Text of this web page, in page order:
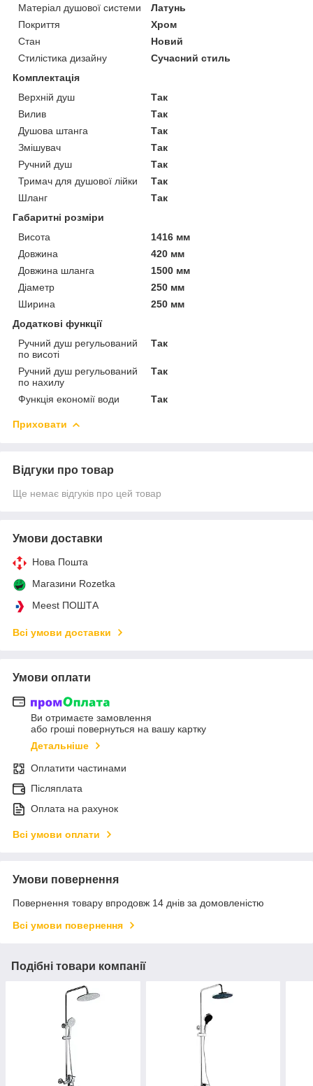
Матеріал душової системи
Латунь
Покриття
Хром
Стан
Новий
Стилістика дизайну
Сучасний стиль
Комплектація
Верхній душ
Так
Вилив
Так
Душова штанга
Так
Змішувач
Так
Ручний душ
Так
Тримач для душової лійки
Так
Шланг
Так
Габаритні розміри
Висота
1416 мм
Довжина
420 мм
Довжина шланга
1500 мм
Діаметр
250 мм
Ширина
250 мм
Додаткові функції
Ручний душ регульований
по висоті
Так
Ручний душ регульований
по нахилу
Так
Функція економії води Так
Приховати
Відгуки про товар
Ще немає відгуків про цей товар
Умови доставки
Нова Пошта
Магазини Rozetka
Meest ПОШТА
Всі умови доставки
Умови оплати
Ви отримаєте замовлення
або гроші повернуться на вашу картку
Детальніше
Оплатити частинами
Післяплата
Оплата на рахунок
Всі умови оплати
Умови повернення
Повернення товару впродовж 14 днів за домовленістю
Всі умови повернення
Подібні товари компанії